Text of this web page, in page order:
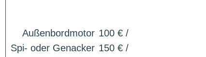
Außenbordmotor 100 € /
Spi- oder Genacker 150 € /